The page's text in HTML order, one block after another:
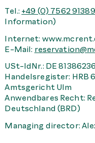
Tel.: +49 (0) 7562
Information)
Internet:
E-Mail:
USt-IdNr.: DE
Handelsregister: HRB
Amtsgericht Ulm
Anwendbares Recht:
Deutschland (BRD)
Managing director: